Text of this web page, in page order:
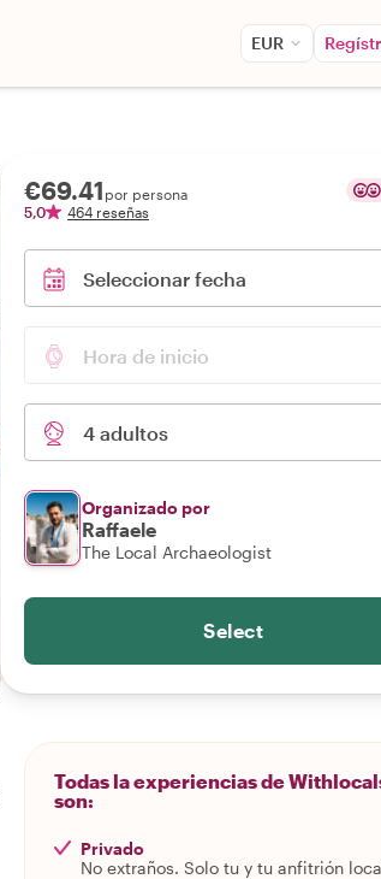
EUR
€69.41 por persona
5,0
464 reseñas
Seleccionar fecha
Hora de inicio
4 adultos
Organizado por
Raffaele
The Local Archaeologist
Select
Todas la experiencias de
son:
Privado
No extraños. Solo tu y tu anfitrión